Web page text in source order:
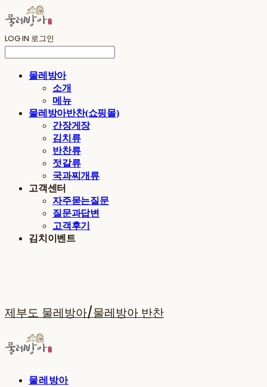
LOG IN 로그인
물레방아
소개
메뉴
물레방아반찬(쇼핑몰)
간장게장
김치류
반찬류
젓갈류
국과찌개류
고객센터
자주묻는질문
질문과답변
고객후기
김치이벤트
제부도 물레방아/물레방아 반찬
물레방아